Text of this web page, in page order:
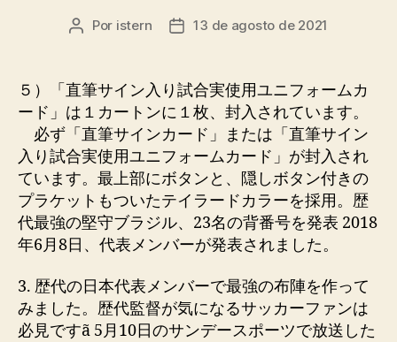
Autor
entrada
Por istern
Fecha
entrada
13 de agosto de 2021
５）「直筆サイン入り試合実使用ユニフォームカ
ード」は１カートンに１枚、封入されています。
必ず「直筆サインカード」または「直筆サイン
入り試合実使用ユニフォームカード」が封入され
ています。最上部にボタンと、隠しボタン付きの
プラケットもついたテイラードカラーを採用。歴
代最強の堅守ブラジル、23名の背番号を発表 2018
年6月8日、代表メンバーが発表されました。
3. 歴代の日本代表メンバーで最強の布陣を作って
みました。歴代監督が気になるサッカーファンは
必見ですã 5月10日のサンデースポーツで放送した